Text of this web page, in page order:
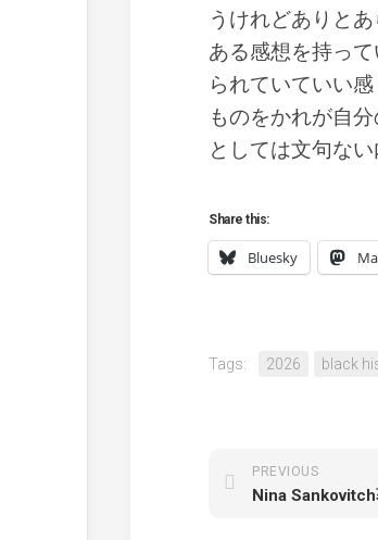
うけれどありと
ある感想を持っ
られていていい
ものをかれが自
としては文句ない
Share this:
Bluesky
Tags: 2026 black
PREVIOUS